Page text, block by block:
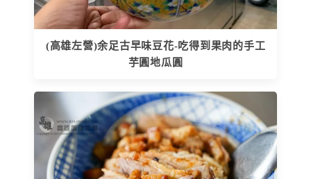
(高雄左營)余足古早味豆花-吃得到果肉的手工
芋圓地瓜圓